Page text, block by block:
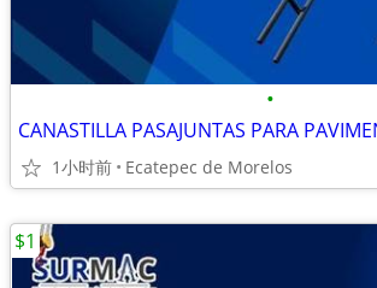
•
1小时前 Ecatepec de Morelos
$1